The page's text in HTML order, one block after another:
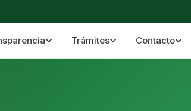
· Llanganates y Amazonía ecuatoriana
Trámites Contacto